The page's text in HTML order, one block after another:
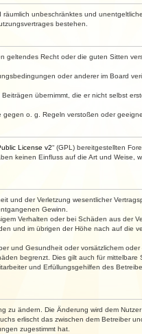
unbeschränktes und
bestehen.
Recht oder die guten Sitten
oder anderer im Board
übernimmt, die er nicht selbst
o. g. Regeln verstoßen oder
License v2“ (GPL) bereitgestellten
keinen Einfluss auf die Art und
und der Verletzung wesentlicher
Gewinn.
Verhalten oder bei Schäden aus der
und im übrigen der Höhe nach auf
und Gesundheit oder vorsätzlichem
begrenzt. Dies gilt auch für
und Erfüllungsgehilfen des
ändern. Die Änderung wird dem Nutzer
erlischt das zwischen dem Betreiber
zugestimmt hat.